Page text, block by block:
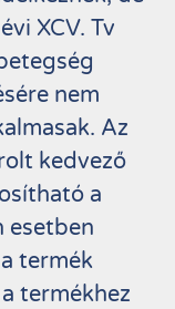
XCV. Tv
nem
Az
kedvező
a
esetben
termék
termékhez